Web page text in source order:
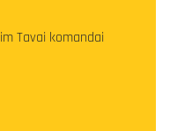
Tavai komandai